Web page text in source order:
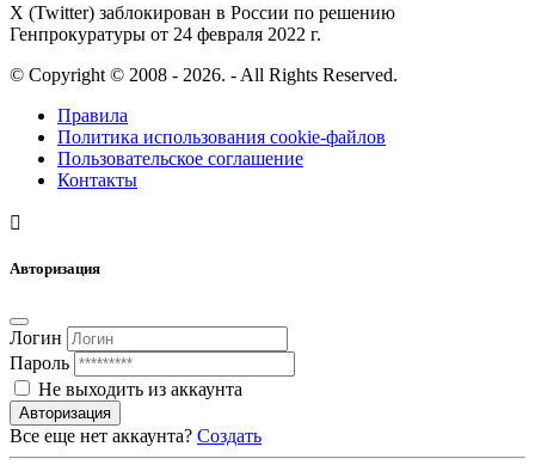
X (Twitter) заблокирован в России по решению
Генпрокуратуры от 24 февраля 2022 г.
© Copyright © 2008 - 2026. - All Rights Reserved.
Правила
Политика использования cookie-файлов
Пользовательское соглашение
Контакты
Авторизация
Логин
Пароль
Не выходить из аккаунта
Авторизация
Все еще нет аккаунта? Создать